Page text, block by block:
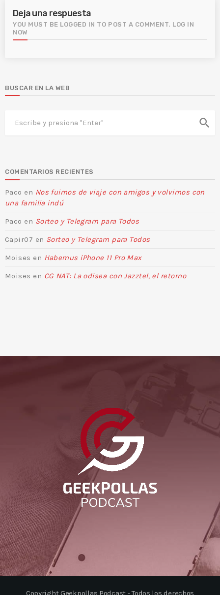
Deja una respuesta
YOU MUST BE LOGGED IN TO POST A COMMENT. LOG IN
NOW
BUSCAR EN LA WEB
search
COMENTARIOS RECIENTES
Paco en Nos fuimos de viaje con amigos y volvimos con
una familia indú
Paco en Sorteo y Telegram para Todos
Capir07 en Sorteo y Telegram para Todos
Moises en Habemus iPhone 11 Pro Max
Moises en CG NAT: La odisea con Jazztel, el retorno
Copyright Geekpollas Podcast - Todos los derechos